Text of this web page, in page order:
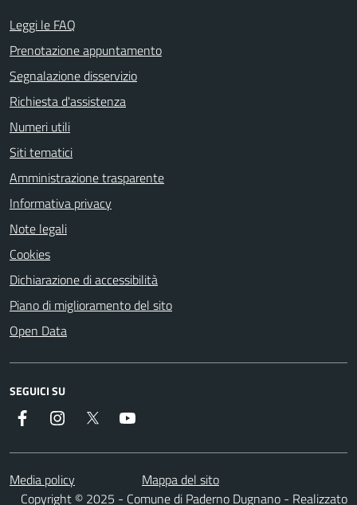
Leggi le FAQ
Prenotazione appuntamento
Segnalazione disservizio
Richiesta d'assistenza
Numeri utili
Siti tematici
Amministrazione trasparente
Informativa privacy
Note legali
Cookies
Dichiarazione di accessibilità
Piano di miglioramento del sito
Open Data
SEGUICI SU
Facebook InstagramTwitter
Media policy
Mappa del sito
Copyright © 2025 - Comune di Paderno Dugnano - Realizzato